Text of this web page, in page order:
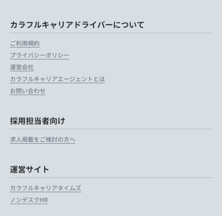
カラフルキャリアドライバーについて
ご利用規約
プライバシーポリシー
運営会社
カラフルキャリアエージェントとは
お問い合わせ
採用担当者向け
求人掲載をご検討の方へ
運営サイト
カラフルキャリアタイムズ
ノンデスクHR